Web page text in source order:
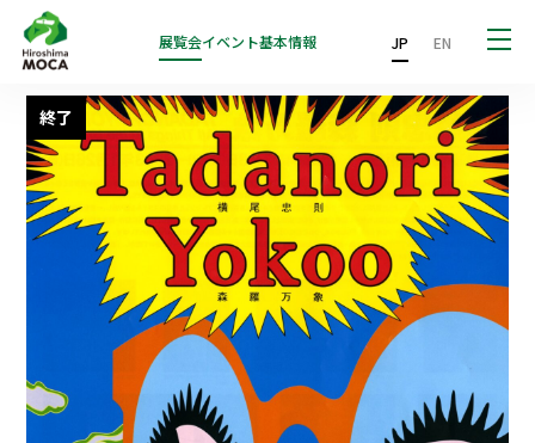
展覧会イベント基本情報 JP EN
終了